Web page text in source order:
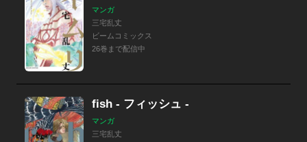
マンガ
三宅乱丈
ビームコミックス
26巻まで配信中
fish - フィッシュ -
マンガ
三宅乱丈